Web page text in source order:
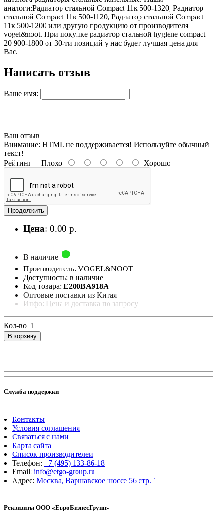
аналоги:Радиатор стальной Compact 11к 500-1320, Радиатор
стальной Compact 11к 500-1120, Радиатор стальной Compact
11к 500-1200 или другую продукцию от производителя
vogel&noot. При покупке радиатор стальной hygiene compact
20 900-1800 от 30-ти позиций у нас будет лучшая цена для
Вас.
Написать отзыв
Ваше имя:
Ваш отзыв
Внимание: HTML не поддерживается! Используйте обычный
текст!
Рейтинг Плохо Хорошо
Продолжить
Цена: 0.00 р.
В наличие
Производитель: VOGEL&NOOT
Доступность: в наличие
Код товара: E200BA918A
Оптовые поставки из Китая
Инфо: Цена и доставка по запросу
Кол-во
В корзину
Служба поддержки
Контакты
Условия соглашения
Связаться с нами
Карта сайта
Список производителей
Телефон: +7 (495) 133-86-18
Email: info@etgo-group.ru
Адрес: Москва, Варшавское шоссе 56 стр. 1
Реквизиты ООО «ЕвроБизнесГрупп»